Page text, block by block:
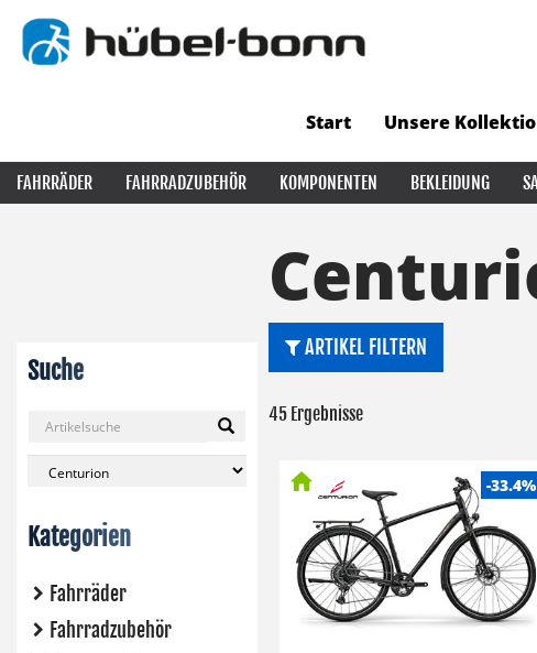
Start Unsere
FAHRRÄDER FAHRRADZUBEHÖR KOMPONENTEN BEKLEIDUNG
Suche
Kategorien
Fahrräder
Fahrradzubehör
ARTIKEL FILTERN
45 Ergebnisse
-33.4%